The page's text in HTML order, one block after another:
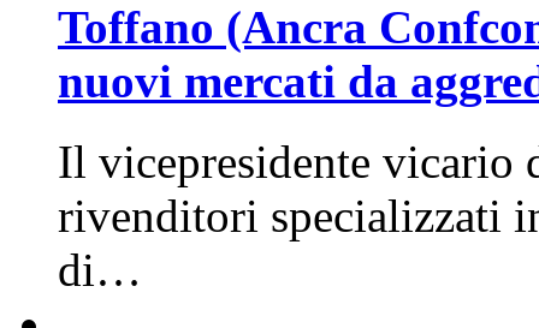
Toffano (Ancra
nuovi mercati da
Il vicepresidente vicario
rivenditori specializzati
di…